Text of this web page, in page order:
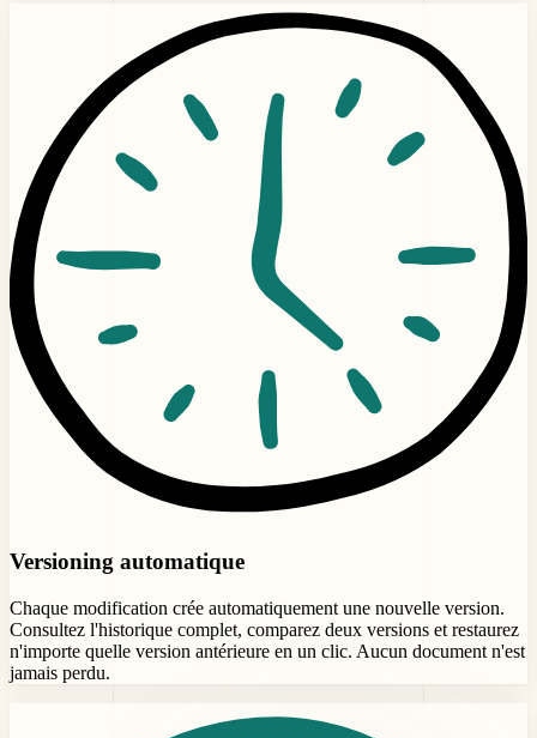
Versioning automatique
Chaque modification crée automatiquement une nouvelle version.
Consultez l'historique complet, comparez deux versions et restaurez
n'importe quelle version antérieure en un clic. Aucun document n'est
jamais perdu.